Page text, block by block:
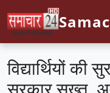
विद्यार्थियों की